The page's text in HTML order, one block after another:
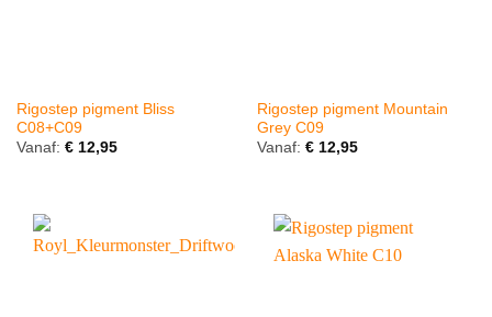
Rigostep pigment Bliss
C08+C09
Vanaf: €12,95
Rigostep pigment Mountain
Grey C09
Vanaf: €12,95